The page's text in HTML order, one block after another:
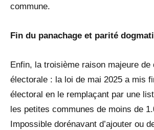
commune.
Fin du panachage et parité
Enfin, la troisième raison majeure de
électorale : la loi de mai 2025 a mis
électoral en le remplaçant par une
les petites communes de moins de
Impossible dorénavant d’ajouter ou